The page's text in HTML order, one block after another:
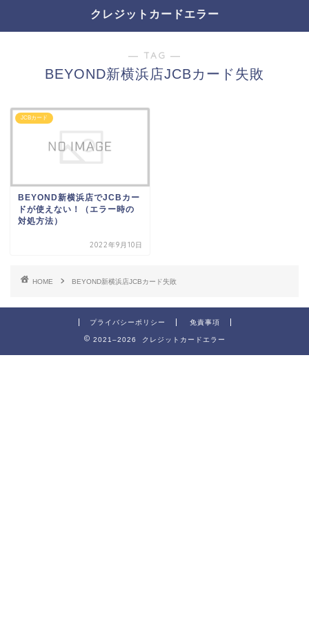
クレジットカードエラー
― TAG ―
BEYOND新横浜店JCBカード失敗
JCBカード
BEYOND新横浜店でJCBカー
ドが使えない！（エラー時の
対処方法）
2022年9月10日
HOME BEYOND新横浜店JCBカード失敗
プライバシーポリシー 免責事項
2021–2026 クレジットカードエラー